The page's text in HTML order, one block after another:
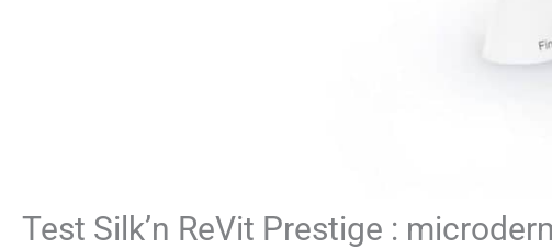
Test Silk’n ReVit Prestige :